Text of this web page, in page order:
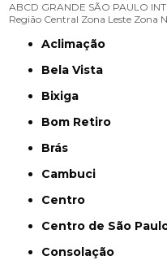
ABCD GRANDE SÃO PAULO
Região Central Zona Leste Zona
Aclimação
Bela Vista
Bixiga
Bom Retiro
Brás
Cambuci
Centro
Centro de São
Consolação